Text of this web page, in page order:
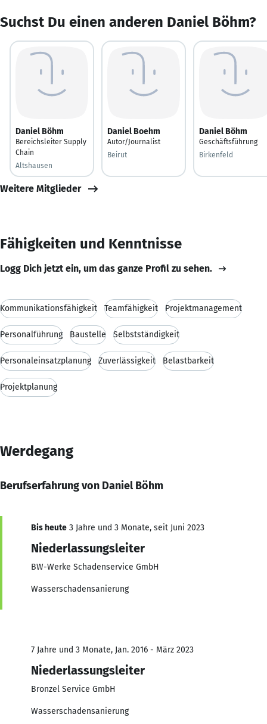
Suchst Du einen anderen Daniel Böhm?
Daniel Böhm
Bereichsleiter Supply
Chain
Altshausen
Daniel Boehm
Autor/Journalist
Beirut
Daniel Böhm
Geschäftsführung
Birkenfeld
Weitere Mitglieder
Fähigkeiten und Kenntnisse
Logg Dich jetzt ein, um das ganze Profil zu sehen.
Kommunikationsfähigkeit Teamfähigkeit Projektmanagement
Personalführung Baustelle Selbstständigkeit
Personaleinsatzplanung Zuverlässigkeit Belastbarkeit
Projektplanung
Werdegang
Berufserfahrung von Daniel Böhm
Bis heute 3 Jahre und 3 Monate, seit Juni 2023
Niederlassungsleiter
BW-Werke Schadenservice GmbH
Wasserschadensanierung
7 Jahre und 3 Monate, Jan. 2016 - März 2023
Niederlassungsleiter
Bronzel Service GmbH
Wasserschadensanierung